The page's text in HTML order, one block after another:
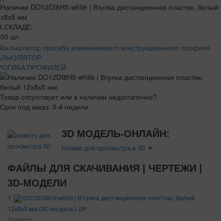
СКЛАДЕ:
шт.
ПРОФИЛЕЙ
Товар отсутствует или в наличии недостаточно?
Срок под заказ: 3-4 недели
3D МОДЕЛЬ-ОНЛАЙН:
Нажми для просмотра в 3D ▼
ФАЙЛЫ ДЛЯ СКАЧИВАНИЯ | ЧЕРТЕЖИ |
3D-МОДЕЛИ
1.
DO12DI8H5-white | Втулка дистанционная пластик, белый
12х8х5 мм (3D-модель).ZIP